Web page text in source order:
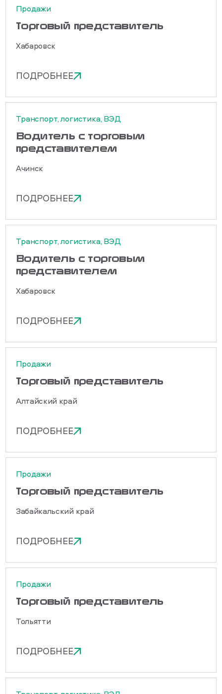
Продажи
Торговый представитель
Хабаровск
ПОДРОБНЕЕ
Транспорт, логистика, ВЭД
Водитель с торговым
представителем
Ачинск
ПОДРОБНЕЕ
Транспорт, логистика, ВЭД
Водитель с торговым
представителем
Хабаровск
ПОДРОБНЕЕ
Продажи
Торговый представитель
Алтайский край
ПОДРОБНЕЕ
Продажи
Торговый представитель
Забайкальский край
ПОДРОБНЕЕ
Продажи
Торговый представитель
Тольятти
ПОДРОБНЕЕ